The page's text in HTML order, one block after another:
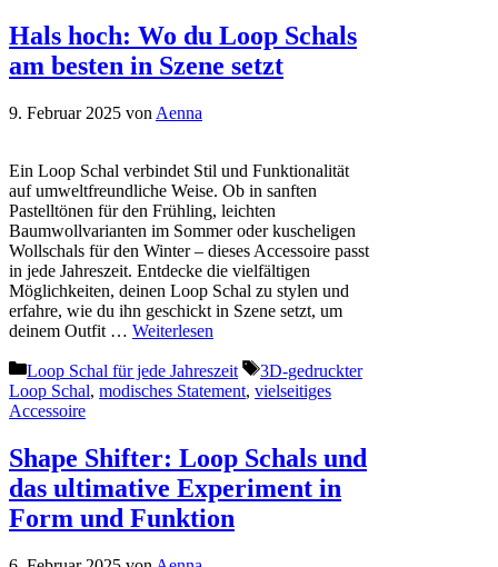
Hals hoch: Wo du Loop Schals
am besten in Szene setzt
9. Februar 2025 von Aenna
Ein Loop Schal verbindet Stil und Funktionalität
auf umweltfreundliche Weise. Ob in sanften
Pastelltönen für den Frühling, leichten
Baumwollvarianten im Sommer oder kuscheligen
Wollschals für den Winter – dieses Accessoire passt
in jede Jahreszeit. Entdecke die vielfältigen
Möglichkeiten, deinen Loop Schal zu stylen und
erfahre, wie du ihn geschickt in Szene setzt, um
deinem Outfit … Weiterlesen
Kategorien
Loop Schal für jede Jahreszeit Schlagwörter
3D-gedruckter
Loop Schal, modisches Statement, vielseitiges
Accessoire
Shape Shifter: Loop Schals und
das ultimative Experiment in
Form und Funktion